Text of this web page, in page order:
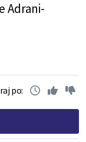
Adrani-
po: